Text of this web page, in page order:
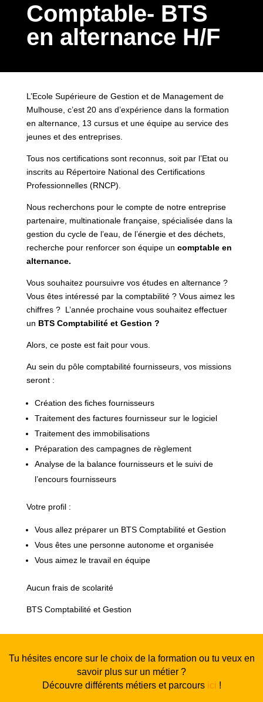
Comptable- BTS
en alternance H/F
L’Ecole Supérieure de Gestion et de Management de
Mulhouse, c’est 20 ans d’expérience dans la formation
en alternance, 13 cursus et une équipe au service des
jeunes et des entreprises.
Tous nos certifications sont reconnus, soit par l’Etat ou
inscrits au Répertoire National des Certifications
Professionnelles (RNCP).
Nous recherchons pour le compte de notre entreprise
partenaire, multinationale française, spécialisée dans la
gestion du cycle de l’eau, de l’énergie et des déchets,
recherche pour renforcer son équipe un comptable en
alternance.
Vous souhaitez poursuivre vos études en alternance ?
Vous êtes intéressé par la comptabilité ? Vous aimez les
chiffres ? L’année prochaine vous souhaitez effectuer
un BTS Comptabilité et Gestion ?
Alors, ce poste est fait pour vous.
Au sein du pôle comptabilité fournisseurs, vos missions
seront :
Création des fiches fournisseurs
Traitement des factures fournisseur sur le logiciel
Traitement des immobilisations
Préparation des campagnes de règlement
Analyse de la balance fournisseurs et le suivi de
l’encours fournisseurs
Votre profil :
Vous allez préparer un BTS Comptabilité et Gestion
Vous êtes une personne autonome et organisée
Vous aimez le travail en équipe
Aucun frais de scolarité
BTS Comptabilité et Gestion
Tu hésites encore sur le choix de la formation ou tu veux en
savoir plus sur un métier ?
Découvre différents métiers et parcours ici !